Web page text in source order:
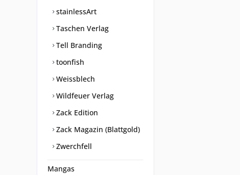
stainlessArt
Taschen Verlag
Tell Branding
toonfish
Weissblech
Wildfeuer Verlag
Zack Edition
Zack Magazin (Blattgold)
Zwerchfell
Mangas